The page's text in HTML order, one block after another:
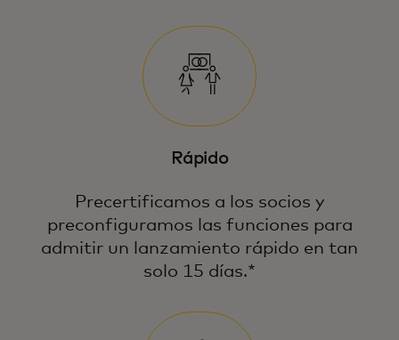
Rápido
Precertificamos a los socios y
preconfiguramos las funciones para
admitir un lanzamiento rápido en tan
solo 15 días.*